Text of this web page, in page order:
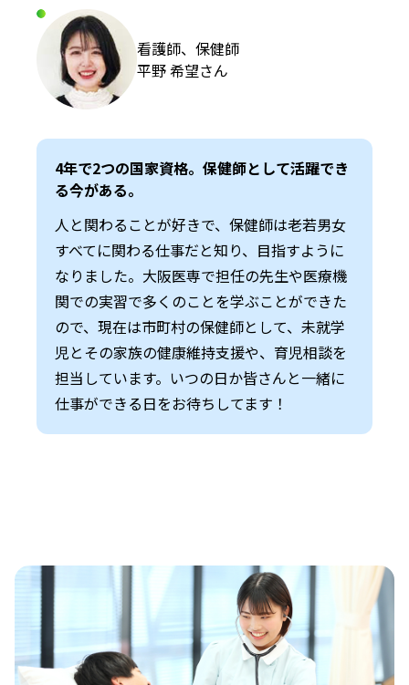
看護師、保健師
平野 希望さん
4年で2つの国家資格。保健師として活躍でき
る今がある。
人と関わることが好きで、保健師は老若男女
すべてに関わる仕事だと知り、目指すように
なりました。大阪医専で担任の先生や医療機
関での実習で多くのことを学ぶことができた
ので、現在は市町村の保健師として、未就学
児とその家族の健康維持支援や、育児相談を
担当しています。いつの日か皆さんと一緒に
仕事ができる日をお待ちしてます！